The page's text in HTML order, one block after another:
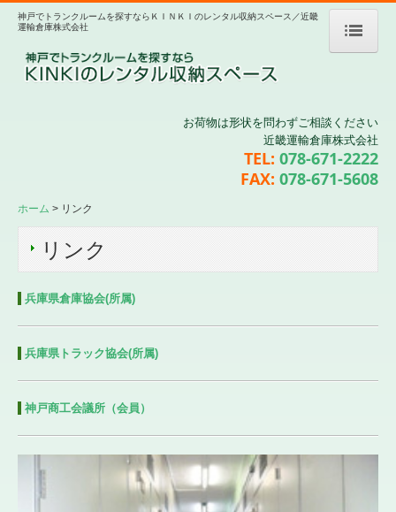
ホーム
お申込みの流れ
料金案内
会社案内
リンク
プライバシーポリシー
神戸でトランクルームを探すならＫＩＮＫＩのレンタル収納スペース／近畿
運輸倉庫株式会社
お荷物は形状を問わずご相談ください
近畿運輸倉庫株式会社
TEL: 078-671-2222
FAX: 078-671-5608
ホーム リンク
リンク
兵庫県倉庫協会(所属)
兵庫県トラック協会(所属)
神戸商工会議所（会員）